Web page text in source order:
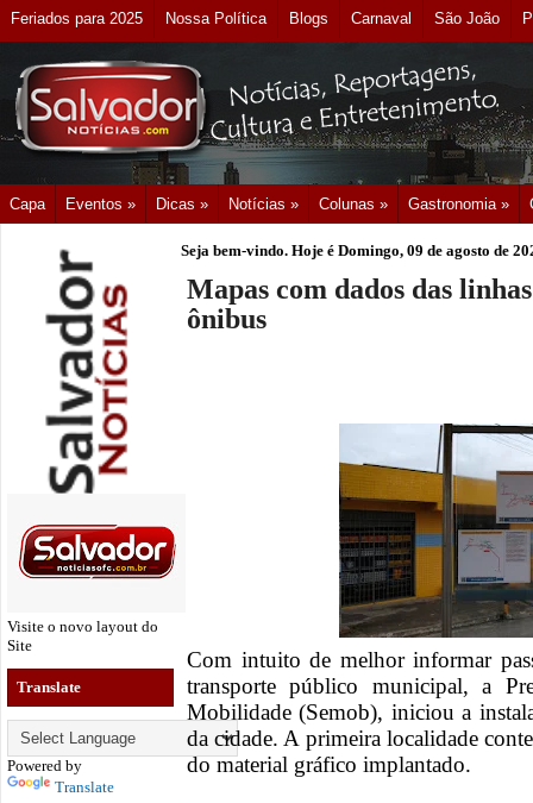
Feriados para 2025 Nossa Política Blogs Carnaval São João
Capa Eventos » Dicas » Notícias » Colunas » Gastronomia »
Visite o novo layout do
Site
Translate
Powered by
Translate
Seja bem-vindo. Hoje é Domingo, 09 de agosto de
Mapas com dados das
ônibus
Com intuito de melhor informar
transporte público municipal, a
Mobilidade (Semob), iniciou a
da cidade. A primeira localidade
do material gráfico implantado.